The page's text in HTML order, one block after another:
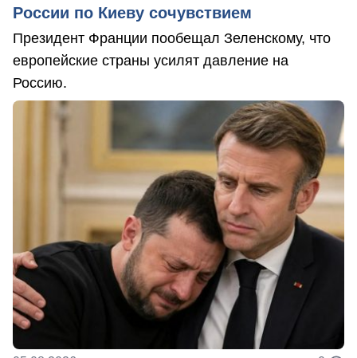
России по Киеву сочувствием
Президент Франции пообещал Зеленскому, что
европейские страны усилят давление на
Россию.